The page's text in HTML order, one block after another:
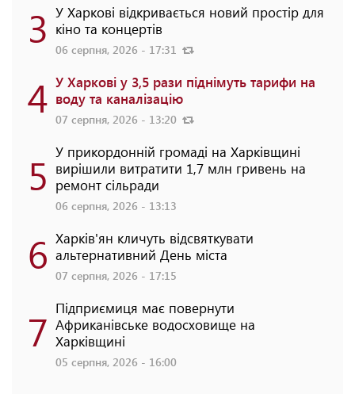
3 У Харкові відкривається новий простір для
кіно та концертів
06 серпня, 2026 - 17:31
4 У Харкові у 3,5 рази піднімуть тарифи на
воду та каналізацію
07 серпня, 2026 - 13:20
5 У прикордонній громаді на Харківщині
вирішили витратити 1,7 млн гривень на
ремонт сільради
06 серпня, 2026 - 13:13
6 Харків'ян кличуть відсвяткувати
альтернативний День міста
07 серпня, 2026 - 17:15
7 Підприємиця має повернути
Африканівське водосховище на
Харківщині
05 серпня, 2026 - 16:00